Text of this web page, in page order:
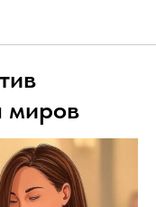
миров